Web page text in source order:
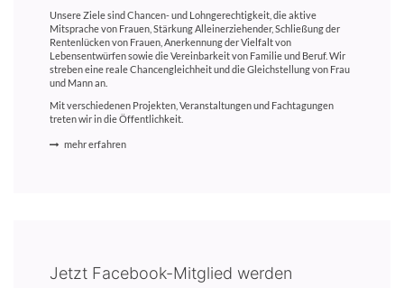
Unsere Ziele sind Chancen- und Lohngerechtigkeit, die aktive
Mitsprache von Frauen, Stärkung Alleinerziehender, Schließung der
Rentenlücken von Frauen, Anerkennung der Vielfalt von
Lebensentwürfen sowie die Vereinbarkeit von Familie und Beruf. Wir
streben eine reale Chancengleichheit und die Gleichstellung von Frau
und Mann an.
Mit verschiedenen Projekten, Veranstaltungen und Fachtagungen
treten wir in die Öffentlichkeit.
mehr erfahren
Jetzt Facebook-Mitglied werden